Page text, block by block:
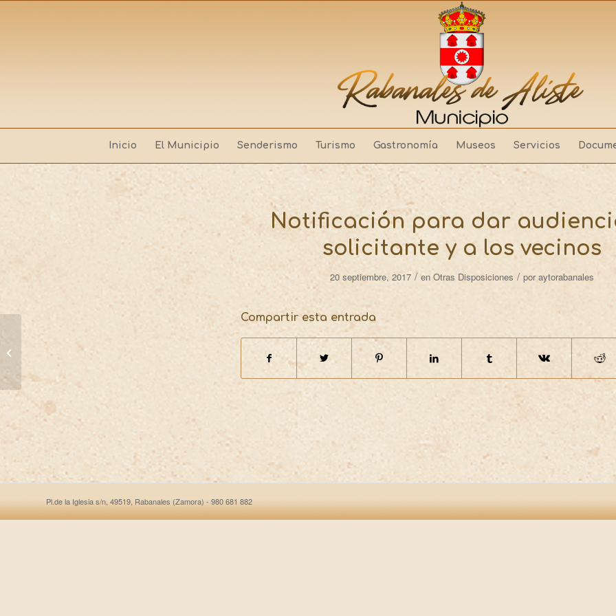
Inicio El Municipio Senderismo Turismo Gastronomía Museos Servicios
Notificación para dar
solicitante y a los vecinos
20 septiembre, 2017 / en Otras Disposiciones / poraytorabanales
Compartir esta entrada
Pl.de la Iglesia s/n, 49519, Rabanales (Zamora) - 980 681 882
APROBACIÓN INICIAL
MODIFICACIÓN DE CRÉDITOS Nº